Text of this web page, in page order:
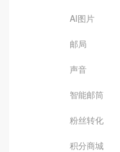
AI图片
邮局
声音
智能邮筒
粉丝转化
积分商城